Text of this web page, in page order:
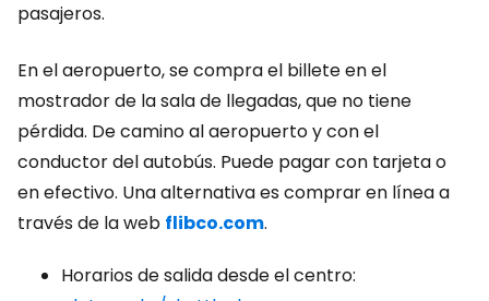
pasajeros.
En el aeropuerto, se compra el billete en el
mostrador de la sala de llegadas, que no tiene
pérdida. De camino al aeropuerto y con el
conductor del autobús. Puede pagar con tarjeta o
en efectivo. Una alternativa es comprar en línea a
través de la web flibco.com.
Horarios de salida desde el centro: